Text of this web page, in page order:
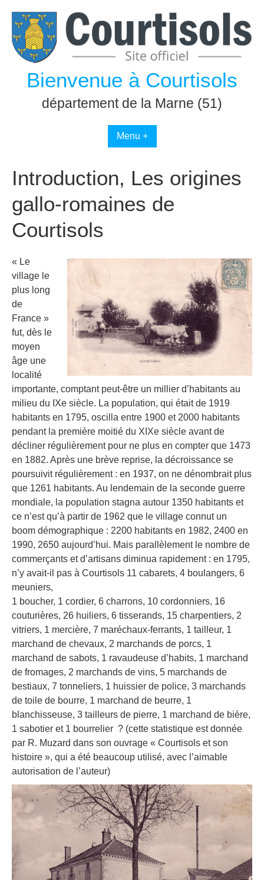
contenu
Bienvenue à Courtisols
département de la Marne (51)
Menu +
Introduction, Les origines
gallo-romaines de
Courtisols
« Le
village le
plus long
de
France »
fut, dès le
moyen
âge une
localité
importante, comptant peut-être un millier d’habitants au
milieu du IXe siècle. La population, qui était de 1919
habitants en 1795, oscilla entre 1900 et 2000 habitants
pendant la première moitié du XIXe siècle avant de
décliner régulièrement pour ne plus en compter que 1473
en 1882. Après une brève reprise, la décroissance se
poursuivit régulièrement : en 1937, on ne dénombrait plus
que 1261 habitants. Au lendemain de la seconde guerre
mondiale, la population stagna autour 1350 habitants et
ce n’est qu’à partir de 1962 que le village connut un
boom démographique : 2200 habitants en 1982, 2400 en
1990, 2650 aujourd’hui. Mais parallèlement le nombre de
commerçants et d’artisans diminua rapidement : en 1795,
n’y avait-il pas à Courtisols 11 cabarets, 4 boulangers, 6
meuniers,
1 boucher, 1 cordier, 6 charrons, 10 cordonniers, 16
couturières, 26 huiliers, 6 tisserands, 15 charpentiers, 2
vitriers, 1 mercière, 7 maréchaux-ferrants, 1 tailleur, 1
marchand de chevaux, 2 marchands de porcs, 1
marchand de sabots, 1 ravaudeuse d’habits, 1 marchand
de fromages, 2 marchands de vins, 5 marchands de
bestiaux, 7 tonneliers, 1 huissier de police, 3 marchands
de toile de bourre, 1 marchand de beurre, 1
blanchisseuse, 3 tailleurs de pierre, 1 marchand de bière,
1 sabotier et 1 bourrelier ? (cette statistique est donnée
par R. Muzard dans son ouvrage « Courtisols et son
histoire », qui a été beaucoup utilisé, avec l’aimable
autorisation de l’auteur)